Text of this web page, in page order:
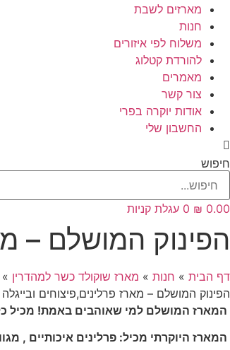
מארזים לשבת
חנות
משלוח לפי איזורים
להורדת קטלוג
מאמרים
צור קשר
אודות יוקרה בפרי
החשבון שלי
חיפוש
₪ 0.00
0 עגלת קניות
הפינוק המושלם –
דף הבית » חנות » מארז שוקולד כשר למהדרין »
הפינוק המושלם – מארז פרלינים,פיצוחים
המארז המושלם למי שאוהבים באמת! מכיל
המארז היוקרתי מכיל: פרלינים איכותיים ,